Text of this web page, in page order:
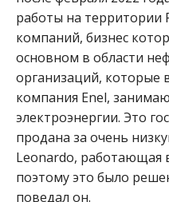
работы на территории
компаний, бизнес
основном в области
организаций, которые
компания Enel,
электроэнергии. Это
продана за очень
Leonardo, работающая
поэтому это было
поведал он.